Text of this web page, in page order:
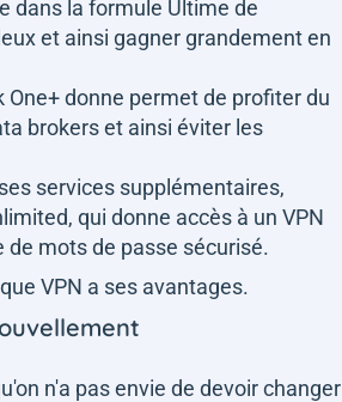
dans la formule Ultime de
et ainsi gagner grandement en
donne permet de profiter du
brokers et ainsi éviter les
services supplémentaires,
qui donne accès à un VPN
mots de passe sécurisé.
VPN a ses avantages.
n'a pas envie de devoir changer